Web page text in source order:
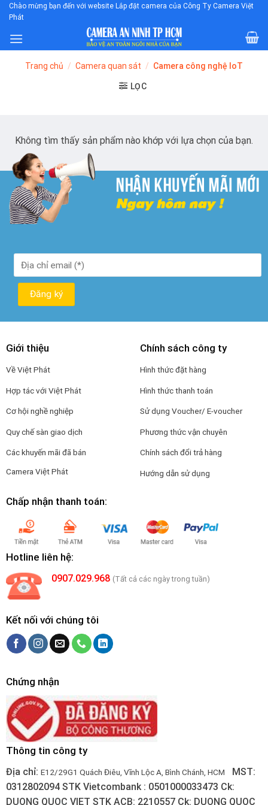
Skip
content
Chào mừng bạn đến với website Lắp đặt camera của Công Ty Camera Việt
Phát
Trang chủ / Camera quan sát / Camera công nghệ IoT
LỌC
Không tìm thấy sản phẩm nào khớp với lựa chọn của bạn.
Giới thiệu
Về Việt Phát
Hợp tác với Việt Phát
Cơ hội nghề nghiệp
Quy chế sàn giao dịch
Các khuyến mãi đã bán
Camera Việt Phát
Chính sách công ty
Hình thức đặt hàng
Hình thức thanh toán
Sử dụng Voucher/ E-voucher
Phương thức vận chuyên
Chính sách đổi trả hàng
Hướng dẫn sử dụng
Chấp nhận thanh toán:
Hotline liên hệ:
0907.029.968 (Tất cả các ngày trong tuần)
Kết nối với chúng tôi
Chứng nhận
Thông tin công ty
Địa chỉ: E12/29G1 Quách Điêu, Vĩnh Lộc A, Bình Chánh, HCM
MST:
0312802094 STK Vietcombank : 0501000033473 Ck:
DUONG QUOC VIET STK ACB: 2210557 Ck: DUONG QUOC